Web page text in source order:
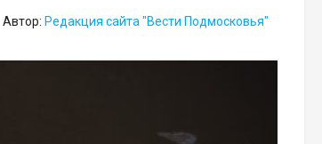
Автор: Редакция сайта "Вести Подмосковья"